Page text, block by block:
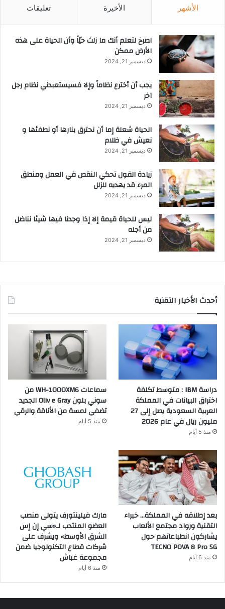
الأشهر الأخيرة تعليقات
‫اصرخ لتعلم أنك ما زلتَ حيّاً وأن الحياة على هذه
الأرض ممكن
ديسمبر 21, 2024
يجب أن أخترع نظاماً وإلا فسيستعبدني نظام رجل
آخر
ديسمبر 21, 2024
الحياة شعلة إما أن نحترق بنارها أو نطفئها و
نعيش في ظلام
ديسمبر 21, 2024
زيادة القول تحكي النقص في العمل ومنطق
المرء قد يهديه للزلل
ديسمبر 21, 2024
ليس للحياة قيمة إلا إذا وجدنا فيها شيئا نناضل
من أجله
ديسمبر 21, 2024
أحدث الأخبار التقنية
دراسة IBM : متوسط تكلفة
اختراق البيانات في المملكة
العربية السعودية يصل إلى 27
مليون ريال في عام 2026
منذ 5 أيام
سماعات WH-1000XM6 من
سوني بلون Oliv e Gray الجديد
تضفي لمسة من الأناقة والرقي
منذ 5 أيام
بعد إطلاقه في المملكة… خبراء
التقنية ورواد مجتمع الألعاب
يشاركون انطباعاتهم حول
TECNO POVA 8 Pro 5G
منذ 6 أيام
مارك فيلينتورف يتولى منصب
العضو المنتدب لـ«سي إن إس
الشرق الأوسط» ويشرف على
شركات قطاع التكنولوجيا ضمن
مجموعة غباش
منذ 6 أيام